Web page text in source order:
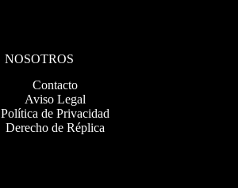
NOSOTROS
Contacto
Aviso Legal
Política de Privacidad
Derecho de Réplica